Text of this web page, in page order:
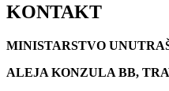
KONTAKT
MINISTARSTVO
ALEJA KONZULA BB,